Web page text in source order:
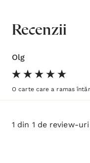
Recenzii
Olg
O carte care a ramas
1 din 1 de review-uri